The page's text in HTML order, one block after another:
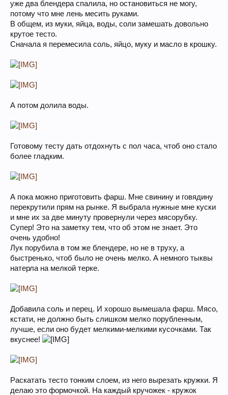
уже два блендера спалила, но остановиться не могу,
потому что мне лень месить руками.
В общем, из муки, яйца, воды, соли замешать довольно
крутое тесто.
Сначала я перемесила соль, яйцо, муку и масло в крошку.
А потом долила воды.
Готовому тесту дать отдохнуть с пол часа, чтоб оно стало
более гладким.
А пока можно приготовить фарш. Мне свинину и говядину
перекрутили прям на рынке. Я выбрала нужные мне куски
и мне их за две минуту провернули через мясорубку.
Супер! Это на заметку тем, что об этом не знает. Это
очень удобно!
Лук порубила в том же блендере, но не в труху, а
быстренько, чтоб было не очень мелко. А немного тыквы
натерла на мелкой терке.
Добавила соль и перец. И хорошо вымешала фарш. Мясо,
кстати, не должно быть слишком мелко порубленным,
лучше, если оно будет мелкими-мелкими кусочками. Так
вкуснее!
Раскатать тесто тонким слоем, из него вырезать кружки. Я
делаю это формочкой. На каждый кручожек - кружок